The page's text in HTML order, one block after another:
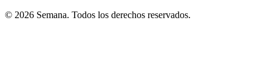
© 2026 Semana. Todos los derechos reservados.